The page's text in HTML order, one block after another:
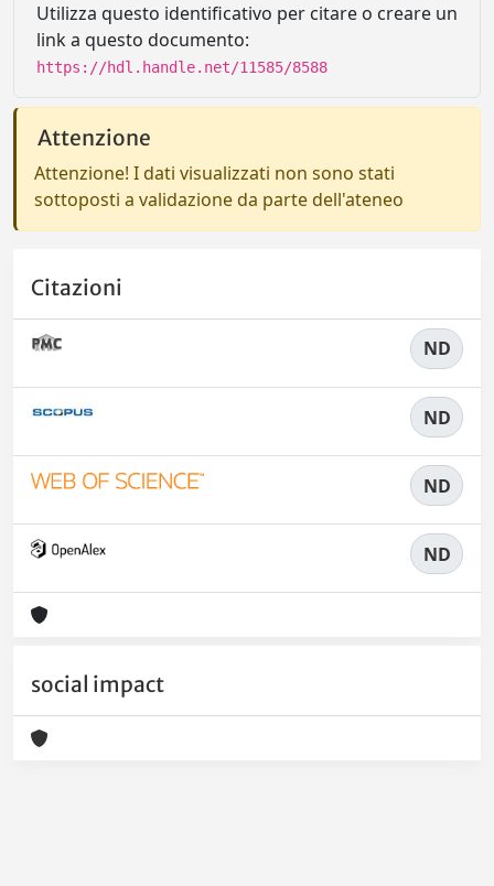
Utilizza questo identificativo per citare o creare un
link a questo documento:
https://hdl.handle.net/11585/8588
Attenzione
Attenzione! I dati visualizzati non sono stati
sottoposti a validazione da parte dell'ateneo
Citazioni
ND
ND
ND
ND
social impact